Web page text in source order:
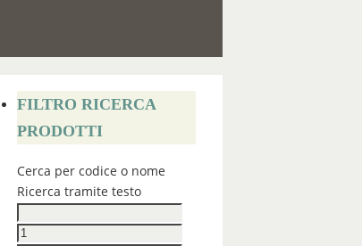
FILTRO RICERCA
PRODOTTI
Cerca per codice o nome
Ricerca tramite testo